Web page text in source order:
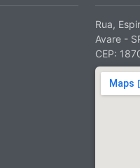
Rua,
Avare -
CEP: